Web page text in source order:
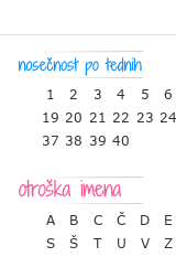
1 2 3 4 5 6
19 20 21 22 23 24
37 38 39 40
A B C Č D E
S
Š T U V Z